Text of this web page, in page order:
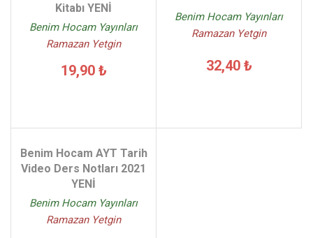
Kitabı YENİ
Benim Hocam Yayınları
Ramazan Yetgin
19,90 ₺
Benim Hocam Yayınları
Ramazan Yetgin
32,40 ₺
Benim Hocam AYT Tarih
Video Ders Notları 2021
YENİ
Benim Hocam Yayınları
Ramazan Yetgin